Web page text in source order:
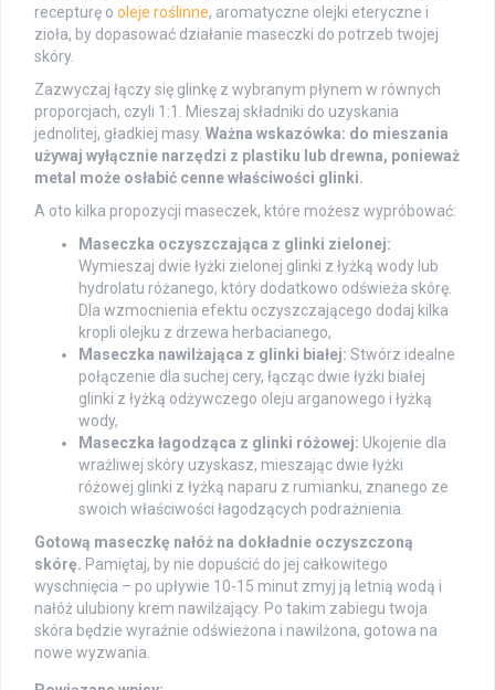
recepturę o oleje roślinne, aromatyczne olejki eteryczne i
zioła, by dopasować działanie maseczki do potrzeb twojej
skóry.
Zazwyczaj łączy się glinkę z wybranym płynem w równych
proporcjach, czyli 1:1. Mieszaj składniki do uzyskania
jednolitej, gładkiej masy. Ważna wskazówka: do mieszania
używaj wyłącznie narzędzi z plastiku lub drewna, ponieważ
metal może osłabić cenne właściwości glinki.
A oto kilka propozycji maseczek, które możesz wypróbować:
Maseczka oczyszczająca z glinki zielonej:
Wymieszaj dwie łyżki zielonej glinki z łyżką wody lub
hydrolatu różanego, który dodatkowo odświeża skórę.
Dla wzmocnienia efektu oczyszczającego dodaj kilka
kropli olejku z drzewa herbacianego,
Maseczka nawilżająca z glinki białej: Stwórz idealne
połączenie dla suchej cery, łącząc dwie łyżki białej
glinki z łyżką odżywczego oleju arganowego i łyżką
wody,
Maseczka łagodząca z glinki różowej: Ukojenie dla
wrażliwej skóry uzyskasz, mieszając dwie łyżki
różowej glinki z łyżką naparu z rumianku, znanego ze
swoich właściwości łagodzących podrażnienia.
Gotową maseczkę nałóż na dokładnie oczyszczoną
skórę. Pamiętaj, by nie dopuścić do jej całkowitego
wyschnięcia – po upływie 10-15 minut zmyj ją letnią wodą i
nałóż ulubiony krem nawilżający. Po takim zabiegu twoja
skóra będzie wyraźnie odświeżona i nawilżona, gotowa na
nowe wyzwania.